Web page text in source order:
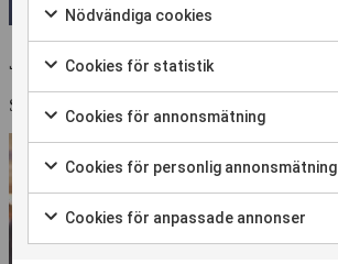
Jeanna Pavlovic
Specialistsjuksköterska inom vård av äldre
Nödvändiga cookies
Markera
för
samtycka
till
användning
av
Cookies för statistik
Markera
för
samtycka
till
användning
av
Cookies för annonsmätning
Markera
för
samtycka
till
användning
Cookies för personlig annonsmätning
Markera
för
samtycka
Cookies för anpassade annonser
Markera